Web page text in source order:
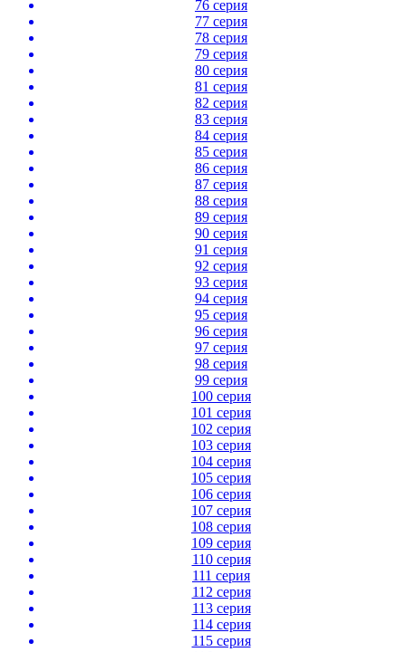
76 серия
77 серия
78 серия
79 серия
80 серия
81 серия
82 серия
83 серия
84 серия
85 серия
86 серия
87 серия
88 серия
89 серия
90 серия
91 серия
92 серия
93 серия
94 серия
95 серия
96 серия
97 серия
98 серия
99 серия
100 серия
101 серия
102 серия
103 серия
104 серия
105 серия
106 серия
107 серия
108 серия
109 серия
110 серия
111 серия
112 серия
113 серия
114 серия
115 серия